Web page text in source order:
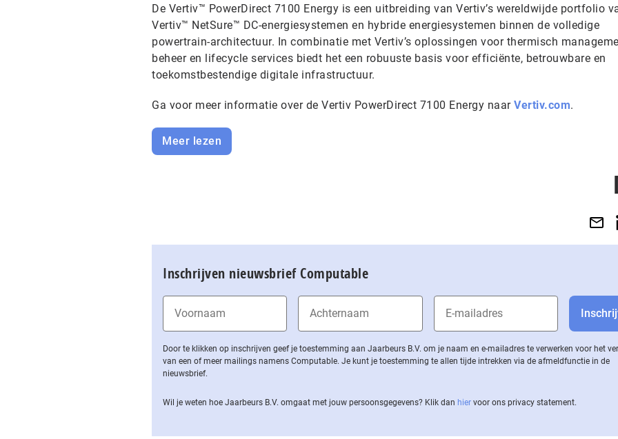
De Vertiv™ PowerDirect 7100 Energy is een uitbreiding van Vertiv’s wereldwijde portfolio
Vertiv™ NetSure™ DC-energiesystemen en hybride energiesystemen binnen de volledige
powertrain-architectuur. In combinatie met Vertiv’s oplossingen voor thermisch
beheer en lifecycle services biedt het een robuuste basis voor efficiënte, betrouwbare en
toekomstbestendige digitale infrastructuur.
Ga voor meer informatie over de Vertiv PowerDirect 7100 Energy naar Vertiv.com.
Meer lezen
Inschrijven nieuwsbrief Computable
Door te klikken op inschrijven geef je toestemming aan Jaarbeurs B.V. om je naam en e-mailadres te verwerken voor het
van een of meer mailings namens Computable. Je kunt je toestemming te allen tijde intrekken via de af­meld­func­tie in de
nieuwsbrief.
Wil je weten hoe Jaarbeurs B.V. omgaat met jouw per­soons­ge­ge­vens? Klik dan hier voor ons privacy statement.